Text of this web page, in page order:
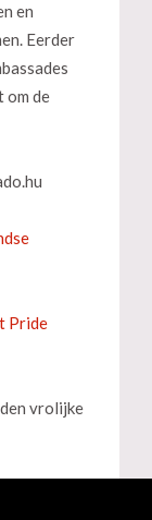
en
Eerder
om de
Pride
vrolijke